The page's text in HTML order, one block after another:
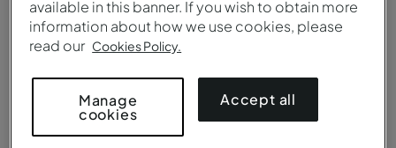
Imponente e sofisticado
tem acesso direto à Promenade do Lido, o
famoso passeio Madeirense.
available in this banner. If you wish to obtain more
information about how we use cookies, please
read our Cookies Policy.
Manage
cookies
Accept all